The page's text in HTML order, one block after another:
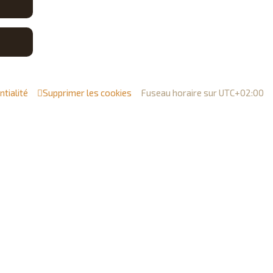
Fuseau horaire surUTC+02:00
Supprimer les cookies